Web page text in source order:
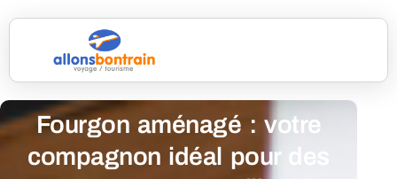
Fourgon aménagé : votre
compagnon idéal pour des